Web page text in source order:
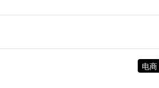
的发布会。
怖了。
是危险的。但对OpenAI
自己的命，阻力很大。
电商